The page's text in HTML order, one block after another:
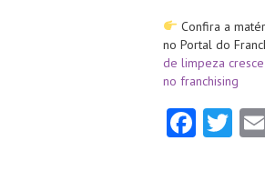
Confira a
no Portal do
de limpeza
no franchising
Fa T